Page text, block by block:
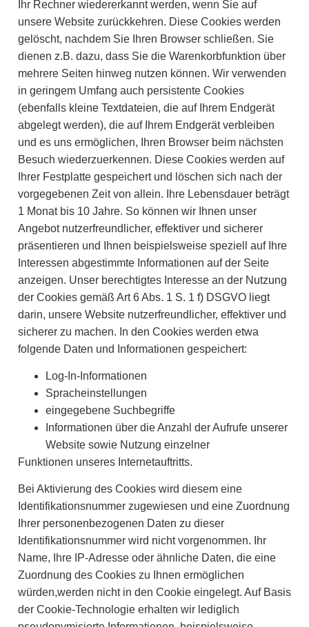
Ihr Rechner wiedererkannt werden, wenn Sie auf
unsere Website zurückkehren. Diese Cookies werden
gelöscht, nachdem Sie Ihren Browser schließen. Sie
dienen z.B. dazu, dass Sie die Warenkorbfunktion über
mehrere Seiten hinweg nutzen können. Wir verwenden
in geringem Umfang auch persistente Cookies
(ebenfalls kleine Textdateien, die auf Ihrem Endgerät
abgelegt werden), die auf Ihrem Endgerät verbleiben
und es uns ermöglichen, Ihren Browser beim nächsten
Besuch wiederzuerkennen. Diese Cookies werden auf
Ihrer Festplatte gespeichert und löschen sich nach der
vorgegebenen Zeit von allein. Ihre Lebensdauer beträgt
1 Monat bis 10 Jahre. So können wir Ihnen unser
Angebot nutzerfreundlicher, effektiver und sicherer
präsentieren und Ihnen beispielsweise speziell auf Ihre
Interessen abgestimmte Informationen auf der Seite
anzeigen. Unser berechtigtes Interesse an der Nutzung
der Cookies gemäß Art 6 Abs. 1 S. 1 f) DSGVO liegt
darin, unsere Website nutzerfreundlicher, effektiver und
sicherer zu machen. In den Cookies werden etwa
folgende Daten und Informationen gespeichert:
Log-In-Informationen
Spracheinstellungen
eingegebene Suchbegriffe
Informationen über die Anzahl der Aufrufe unserer
Website sowie Nutzung einzelner
Funktionen unseres Internetauftritts.
Bei Aktivierung des Cookies wird diesem eine
Identifikationsnummer zugewiesen und eine Zuordnung
Ihrer personenbezogenen Daten zu dieser
Identifikationsnummer wird nicht vorgenommen. Ihr
Name, Ihre IP-Adresse oder ähnliche Daten, die eine
Zuordnung des Cookies zu Ihnen ermöglichen
würden,werden nicht in den Cookie eingelegt. Auf Basis
der Cookie-Technologie erhalten wir lediglich